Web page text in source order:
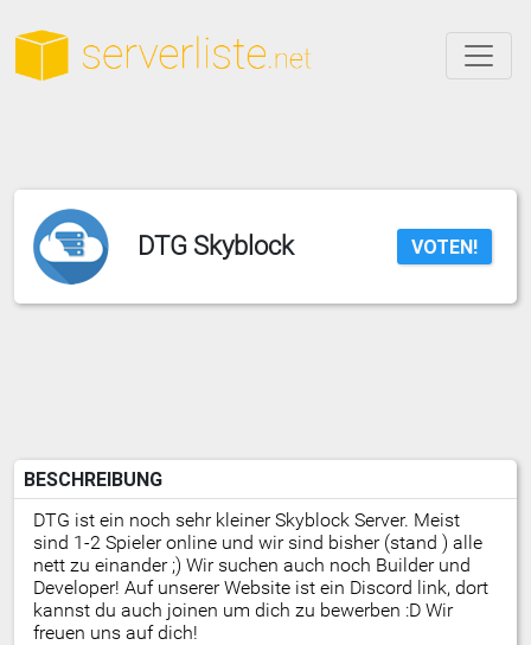
DTG Skyblock VOTEN!
BESCHREIBUNG
DTG ist ein noch sehr kleiner Skyblock Server. Meist
sind 1-2 Spieler online und wir sind bisher (stand ) alle
nett zu einander ;) Wir suchen auch noch Builder und
Developer! Auf unserer Website ist ein Discord link, dort
kannst du auch joinen um dich zu bewerben :D Wir
freuen uns auf dich!